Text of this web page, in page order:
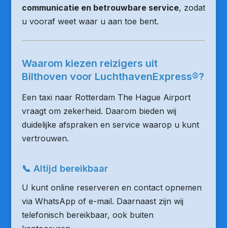
communicatie en betrouwbare service, zodat
u vooraf weet waar u aan toe bent.
Waarom kiezen reizigers uit
Bilthoven voor LuchthavenExpress®?
Een taxi naar Rotterdam The Hague Airport
vraagt om zekerheid. Daarom bieden wij
duidelijke afspraken en service waarop u kunt
vertrouwen.
📞 Altijd bereikbaar
U kunt online reserveren en contact opnemen
via WhatsApp of e-mail. Daarnaast zijn wij
telefonisch bereikbaar, ook buiten